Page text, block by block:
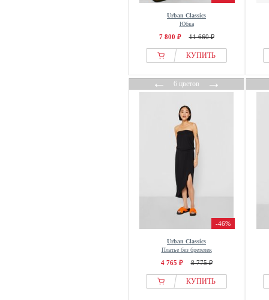
Urban Classics
Юбка
7 800 ₽ 11 660 ₽
КУПИТЬ
←6 цветов→
-46%
Urban Classics
Платье без бретелек
4 765 ₽ 8 775 ₽
КУПИТЬ